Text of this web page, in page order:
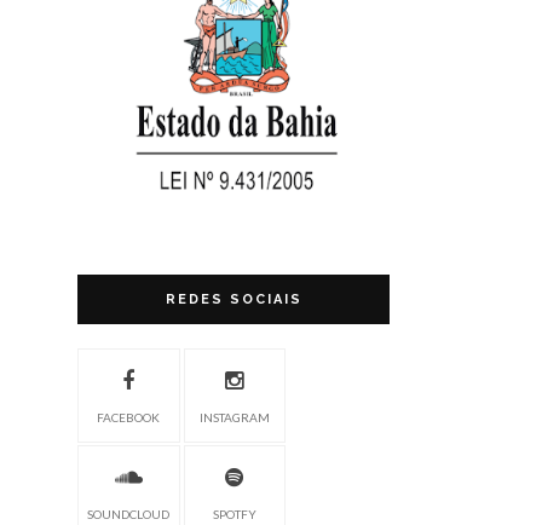
REDES SOCIAIS
FACEBOOK INSTAGRAM
SOUNDCLOUD SPOTFY